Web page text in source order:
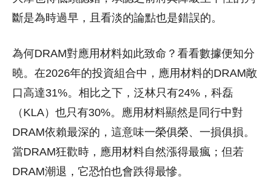
斷是為時過早，且看淡的論點也是錯誤的。
為何DRAM對應用材料如此致命？看看數據便知分
曉。在2026年的投資組合中，應用材料的DRAM敞
口高達31%。相比之下，泛林只有24%，科磊
（KLA）也只有30%。應用材料顯然是同行中對
DRAM依賴最深的，這意味一榮俱榮、一損俱損。
當DRAM狂歡時，應用材料自然漲得最瘋；但若
DRAM潮退，它恐怕也會跌得最慘。